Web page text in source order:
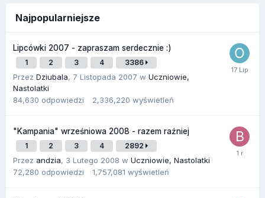
Najpopularniejsze
Lipcówki 2007 - zapraszam serdecznie :)
1 2 3 4 3386
Przez Dziubala, 7 Listopada 2007 w Uczniowie,
Nastolatki
84,630 odpowiedzi 2,336,220 wyświetleń
"Kampania" wrześniowa 2008 - razem raźniej
1 2 3 4 2892
Przez andzia, 3 Lutego 2008 w Uczniowie, Nastolatki
72,280 odpowiedzi 1,757,081 wyświetleń